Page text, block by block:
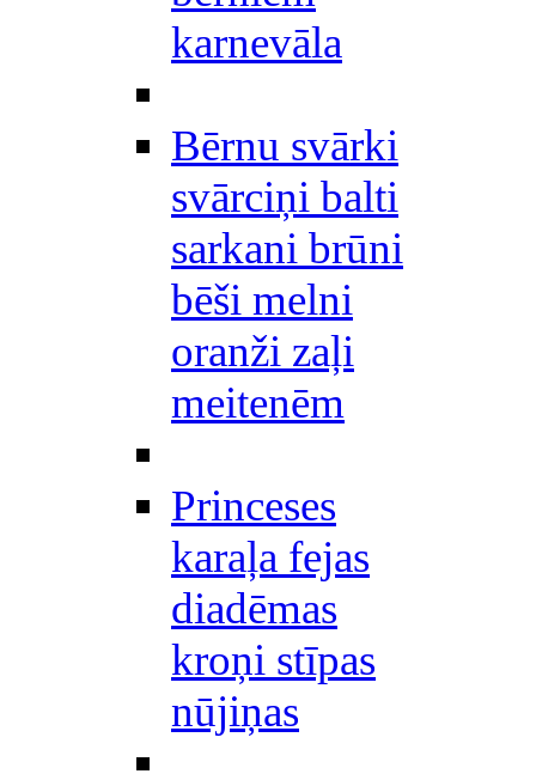
karnevāla
Bērnu svārki
svārciņi balti
sarkani brūni
bēši melni
oranži zaļi
meitenēm
Princeses
karaļa fejas
diadēmas
kroņi stīpas
nūjiņas